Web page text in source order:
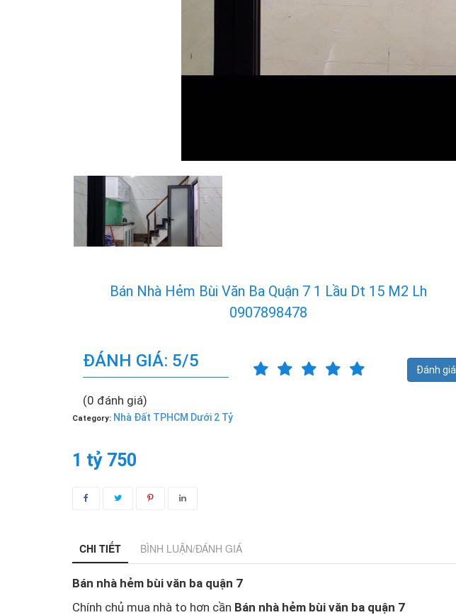
Bán Nhà Hẻm Bùi Văn Ba Quận 7 1 Lầu Dt 15 M2 Lh
0907898478
ĐÁNH GIÁ: 5/5
(0 đánh giá)
Đánh giá
Category: Nhà Đất TPHCM Dưới 2 Tỷ
1 tỷ 750
CHI TIẾT BÌNH LUẬN/ĐÁNH GIÁ
Bán nhà hẻm bùi văn ba quận 7
Chính chủ mua nhà to hơn cần Bán nhà hẻm bùi văn ba quận 7